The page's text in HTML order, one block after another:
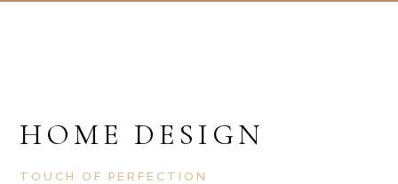
HOME DESIGN
TOUCH OF PERFECTION